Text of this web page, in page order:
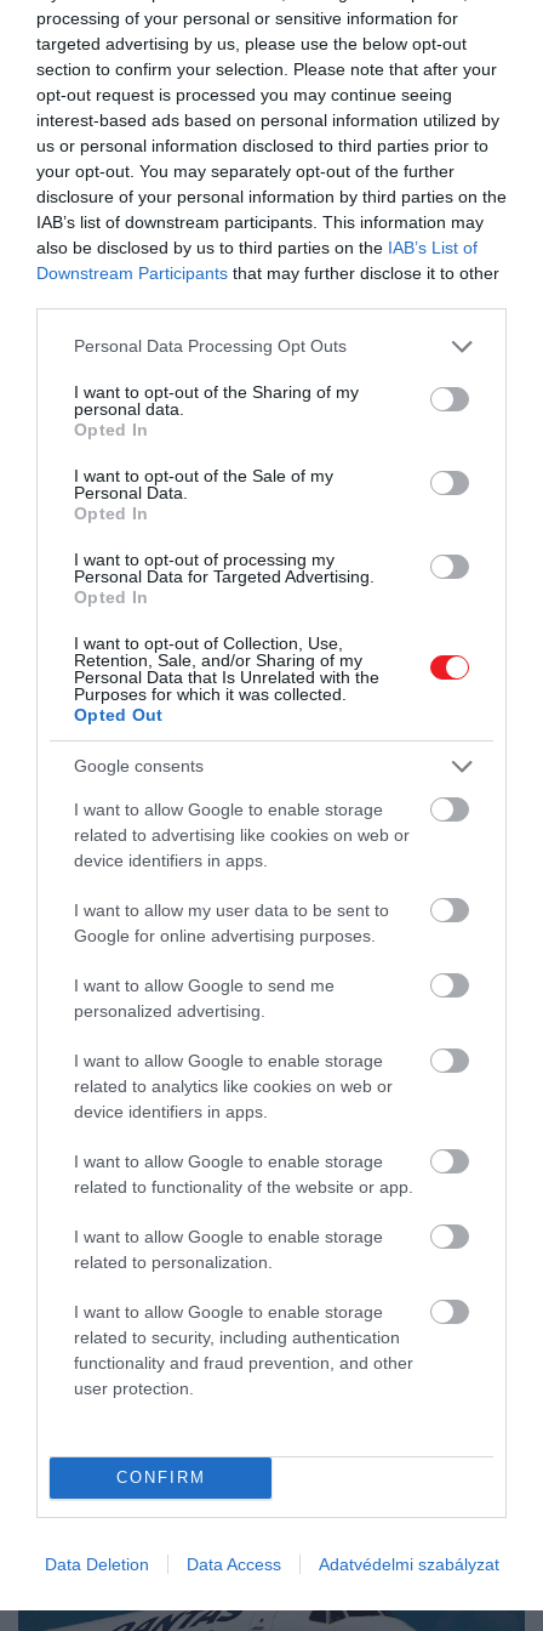
processing of your personal or sensitive information for
targeted advertising by us, please use the below opt-out
section to confirm your selection. Please note that after your
opt-out request is processed you may continue seeing
interest-based ads based on personal information utilized by
us or personal information disclosed to third parties prior to
your opt-out. You may separately opt-out of the further
disclosure of your personal information by third parties on the
IAB’s list of downstream participants. This information may
also be disclosed by us to third parties on the IAB’s List of
Downstream Participants that may further disclose it to other
Please note that this website/app uses one or more Google
not limited to your visit or usage behaviour. You may click to
grant or deny consent to Google and its third-party tags to
use your data for below specified purposes in below Google
consent section.
Personal Data Processing Opt Outs
I want to opt-out of the Sharing of my
personal data.
Opted In
I want to opt-out of the Sale of my
Personal Data.
Opted In
I want to opt-out of processing my
Personal Data for Targeted Advertising.
Opted In
I want to opt-out of Collection, Use,
Retention, Sale, and/or Sharing of my
Personal Data that Is Unrelated with the
Purposes for which it was collected.
Opted Out
Google consents
I want to allow Google to enable storage
related to advertising like cookies on web or
device identifiers in apps.
I want to allow my user data to be sent to
Google for online advertising purposes.
I want to allow Google to send me
personalized advertising.
I want to allow Google to enable storage
related to analytics like cookies on web or
device identifiers in apps.
I want to allow Google to enable storage
related to functionality of the website or app.
I want to allow Google to enable storage
related to personalization.
I want to allow Google to enable storage
related to security, including authentication
functionality and fraud prevention, and other
user protection.
CONFIRM
Data Deletion Data Access Adatvédelmi szabályzat
Egyre közelebb kerülünk ahhoz a
iparágakban már nem csupán gépek,
hanem intelligens, önálló robotok
dolgoznak mellettünk. A Unitree Robotics
legújabb fejlesztése, az A2 robotkutya,
pontosan ezt a jövőt hozza el…
2025. NOVEMBER 22. ● BÓDY KOLOS
18 km/h-val szalad és 100 kg-
t bír el a robotkutya, ami…